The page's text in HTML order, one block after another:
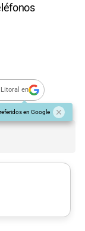
Litoral en
en Google